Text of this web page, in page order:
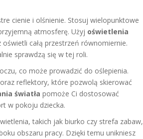
cienie i olśnienie. Stosuj wielopunktowe
atmosferę. Użyj oświetlenia
całą przestrzeń równomiernie.
sprawdzą się w tej roli.
co może prowadzić do oślepienia.
reflektory, które pozwolą skierować
światła pomoże Ci dostosować
w pokoju dziecka.
takich jak biurko czy strefa zabaw,
obszaru pracy. Dzięki temu unikniesz